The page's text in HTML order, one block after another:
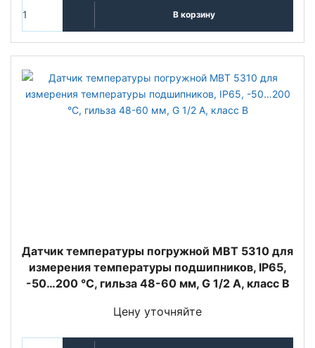
В корзину
Датчик температуры погружной MBT 5310 для
измерения температуры подшипников, IP65,
-50…200 °C, гильза 48-60 мм, G 1/2 А, класс B
Цену уточняйте